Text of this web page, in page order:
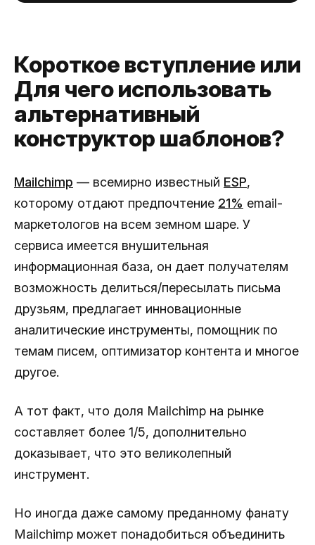
Короткое вступление или
Для чего использовать
альтернативный
конструктор шаблонов?
Mailchimp — всемирно известный ESP,
которому отдают предпочтение 21% email-
маркетологов на всем земном шаре. У
сервиса имеется внушительная
информационная база, он дает получателям
возможность делиться/пересылать письма
друзьям, предлагает инновационные
аналитические инструменты, помощник по
темам писем, оптимизатор контента и многое
другое.
А тот факт, что доля Mailchimp на рынке
составляет более 1/5, дополнительно
доказывает, что это великолепный
инструмент.
Но иногда даже самому преданному фанату
Mailchimp может понадобиться объединить